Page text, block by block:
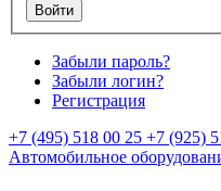
Забыли пароль?
Забыли логин?
Регистрация
+7 (495) 518 00 25 +7 (925)
Автомобильное